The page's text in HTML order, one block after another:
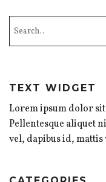
TEXT WIDGET
Lorem ipsum dolor
Pellentesque aliquet
vel, dapibus id,